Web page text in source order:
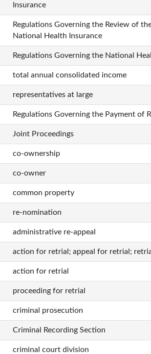
Insurance
Regulations Governing the Review of
National Health Insurance
Regulations Governing the National
total annual consolidated income
representatives at large
Regulations Governing the Payment of
Joint Proceedings
co-ownership
co-owner
common property
re-nomination
administrative re-appeal
action for retrial; appeal for retrial;
action for retrial
proceeding for retrial
criminal prosecution
Criminal Recording Section
criminal court division